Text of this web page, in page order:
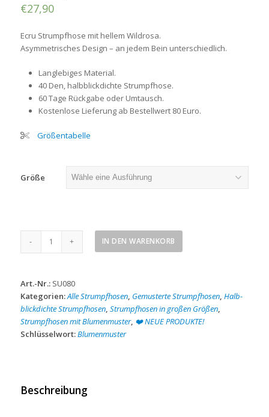
€27,90
Ecru Strumpfhose mit hellem Wildrosa.
Asymmetrisches Design – an jedem Bein unterschiedlich.
Langlebiges Material.
40 Den, halbblickdichte Strumpfhose.
60 Tage Rückgabe oder Umtausch.
Kostenlose Lieferung ab Bestellwert 80 Euro.
Größentabelle
Größe
Strumpfhose
Menge
IN DEN WARENKORB
Art.-Nr.: SU080
Kategorien:Alle Strumpfhosen, Gemusterte Strumpfhosen, Halb-
blickdichte Strumpfhosen, Strumpfhosen in großen Größen,
Strumpfhosen mit Blumenmuster, ❤️ NEUE PRODUKTE!
Schlüsselwort:Blumenmuster
Beschreibung